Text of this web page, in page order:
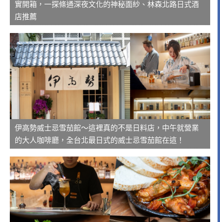
實開箱，一探條通深夜文化的神秘面紗、林森北路日式酒
店推薦
伊高勢威士忌雪茄館～這裡真的不是日料店，中午就營業
的大人咖啡廳，全台北最日式的威士忌雪茄館在這！